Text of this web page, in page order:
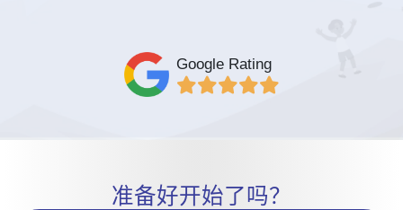
Google Rating
准备好开始了吗？